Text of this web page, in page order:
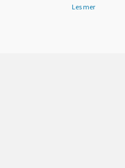
Les mer